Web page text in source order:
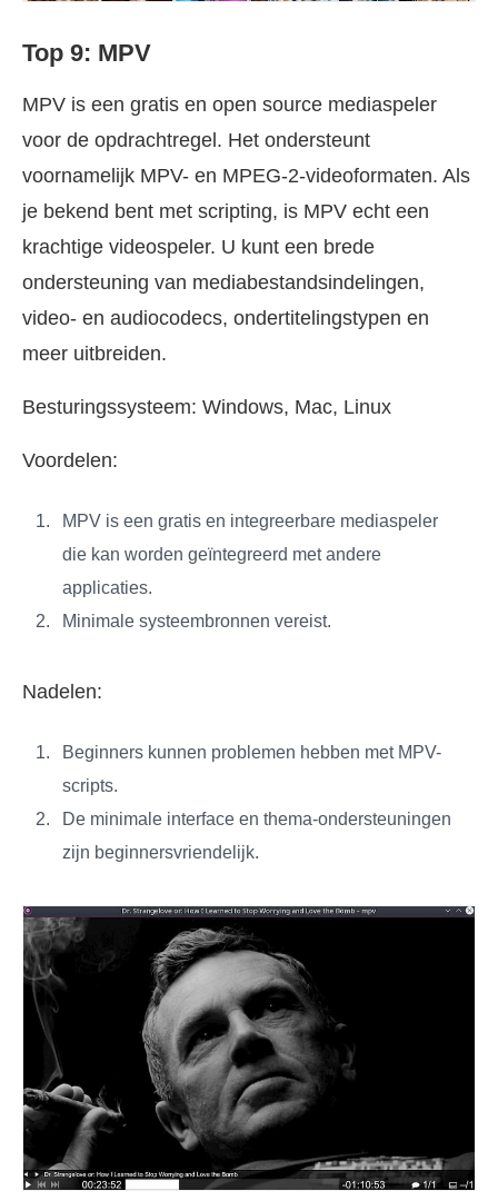
Top 9: MPV
MPV is een gratis en open source mediaspeler
voor de opdrachtregel. Het ondersteunt
voornamelijk MPV- en MPEG-2-videoformaten. Als
je bekend bent met scripting, is MPV echt een
krachtige videospeler. U kunt een brede
ondersteuning van mediabestandsindelingen,
video- en audiocodecs, ondertitelingstypen en
meer uitbreiden.
Besturingssysteem: Windows, Mac, Linux
Voordelen:
MPV is een gratis en integreerbare mediaspeler
die kan worden geïntegreerd met andere
applicaties.
Minimale systeembronnen vereist.
Nadelen:
Beginners kunnen problemen hebben met MPV-
scripts.
De minimale interface en thema-ondersteuningen
zijn beginnersvriendelijk.